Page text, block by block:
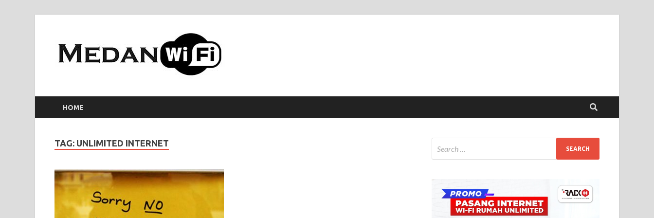
HOME
TAG: UNLIMITED INTERNET